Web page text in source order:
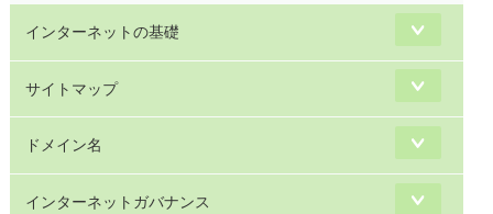
インターネットの基礎
サイトマップ
ドメイン名
インターネットガバナンス